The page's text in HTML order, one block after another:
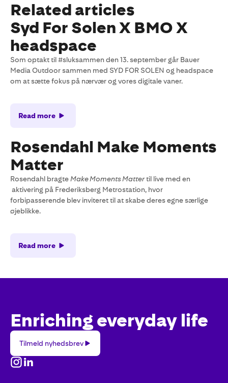
Related articles
Syd For Solen X BMO X
headspace
Som optakt til #sluksammen den 13. september går Bauer
Media Outdoor sammen med SYD FOR SOLEN og headspace
om at sætte fokus på nærvær og vores digitale vaner.
Read more
Rosendahl Make Moments
Matter
Rosendahl bragte Make Moments Mattertil live med en
aktivering på Frederiksberg Metrostation, hvor
forbipasserende blev inviteret til at skabe deres egne særlige
øjeblikke.
Read more
Enriching everyday life
nyhedsbrev
Tilmeld nyhedsbrev